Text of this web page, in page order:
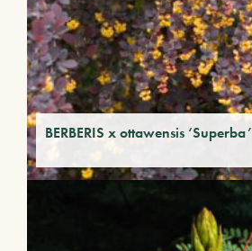
BERBERIS x ottawensis ‘Superba’